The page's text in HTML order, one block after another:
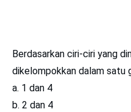
Berdasarkan ciri-ciri yang
dikelompokkan dalam satu
a. 1 dan 4
b. 2 dan 4